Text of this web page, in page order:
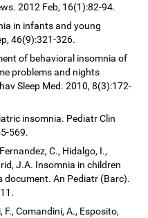
2012 Feb, 16(1):82-94.
in infants and young
46(9):321-326.
of behavioral insomnia of
problems and nights
Sleep Med. 2010, 8(3):172-
insomnia. Pediatr Clin
569.
C., Hidalgo, I.,
J.A. Insomnia in children
document. An Pediatr (Barc).
F., Comandini, A., Esposito,